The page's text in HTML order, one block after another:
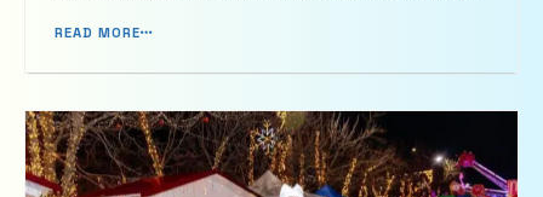
în privința bașcanului Găgăuziei, Eug...
READ MORE